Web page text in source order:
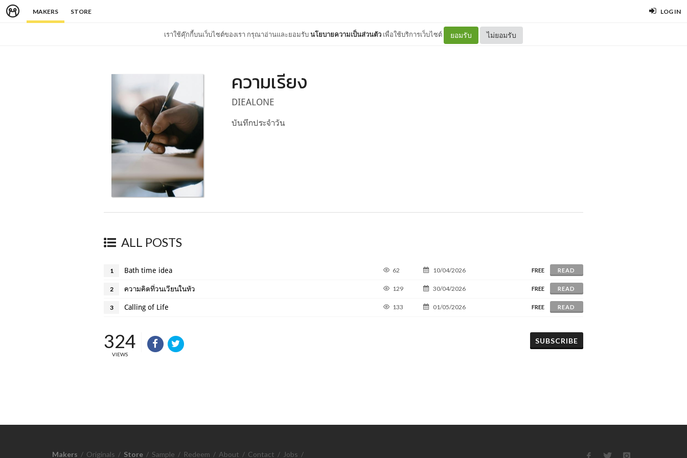
MAKERS STORE LOG IN
เราใช้คุ๊กกี้บนเว็บไซต์ของเรา กรุณาอ่านและยอมรับนโยบายความเป็นส่วนตัว เพื่อใช้บริการเว็บไซต์ ยอมรับ ไม่ยอมรับ
ความเรียง
DIEALONE
บันทึกประจำวัน
ALL POSTS
1 Bath time idea 62 10/04/2026 FREE READ
2 ความคิดที่วนเวียนในหัว 129 30/04/2026 FREE READ
3 Calling of Life 133 01/05/2026 FREE READ
324
VIEWS
SUBSCRIBE
Makers / Originals / Store / Sample / Redeem / About / Contact / Jobs /